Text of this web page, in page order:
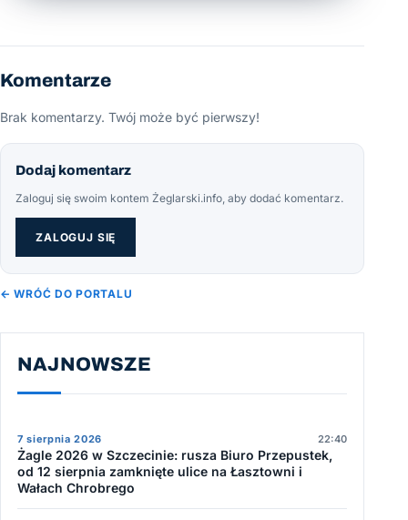
Komentarze
Brak komentarzy. Twój może być pierwszy!
Dodaj komentarz
Zaloguj się swoim kontem Żeglarski.info, aby dodać komentarz.
ZALOGUJ SIĘ
← WRÓĆ DO PORTALU
NAJNOWSZE
7 sierpnia 2026 22:40
Żagle 2026 w Szczecinie: rusza Biuro Przepustek,
od 12 sierpnia zamknięte ulice na Łasztowni i
Wałach Chrobrego